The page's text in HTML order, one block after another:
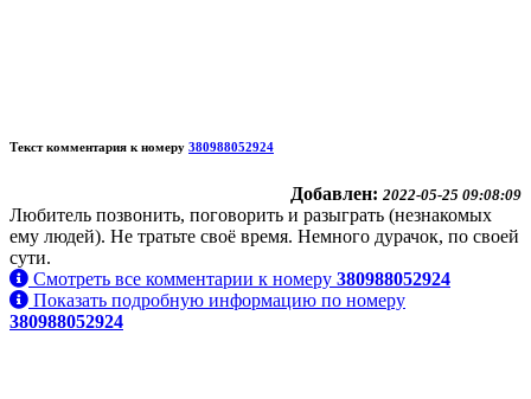
Текст комментария к номеру 380988052924
Добавлен: 2022-05-25 09:08:09
Любитель позвонить, поговорить и разыграть (незнакомых
ему людей). Не тратьте своё время. Немного дурачок, по своей
сути.
Смотреть все комментарии к номеру 380988052924
Показать подробную информацию по номеру
380988052924